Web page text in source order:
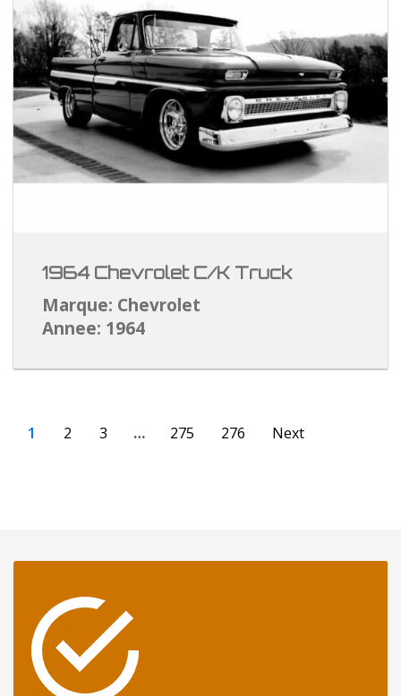
1964 Chevrolet C/K Truck
Marque: Chevrolet
Annee: 1964
1 2 3 … 275 276 Next